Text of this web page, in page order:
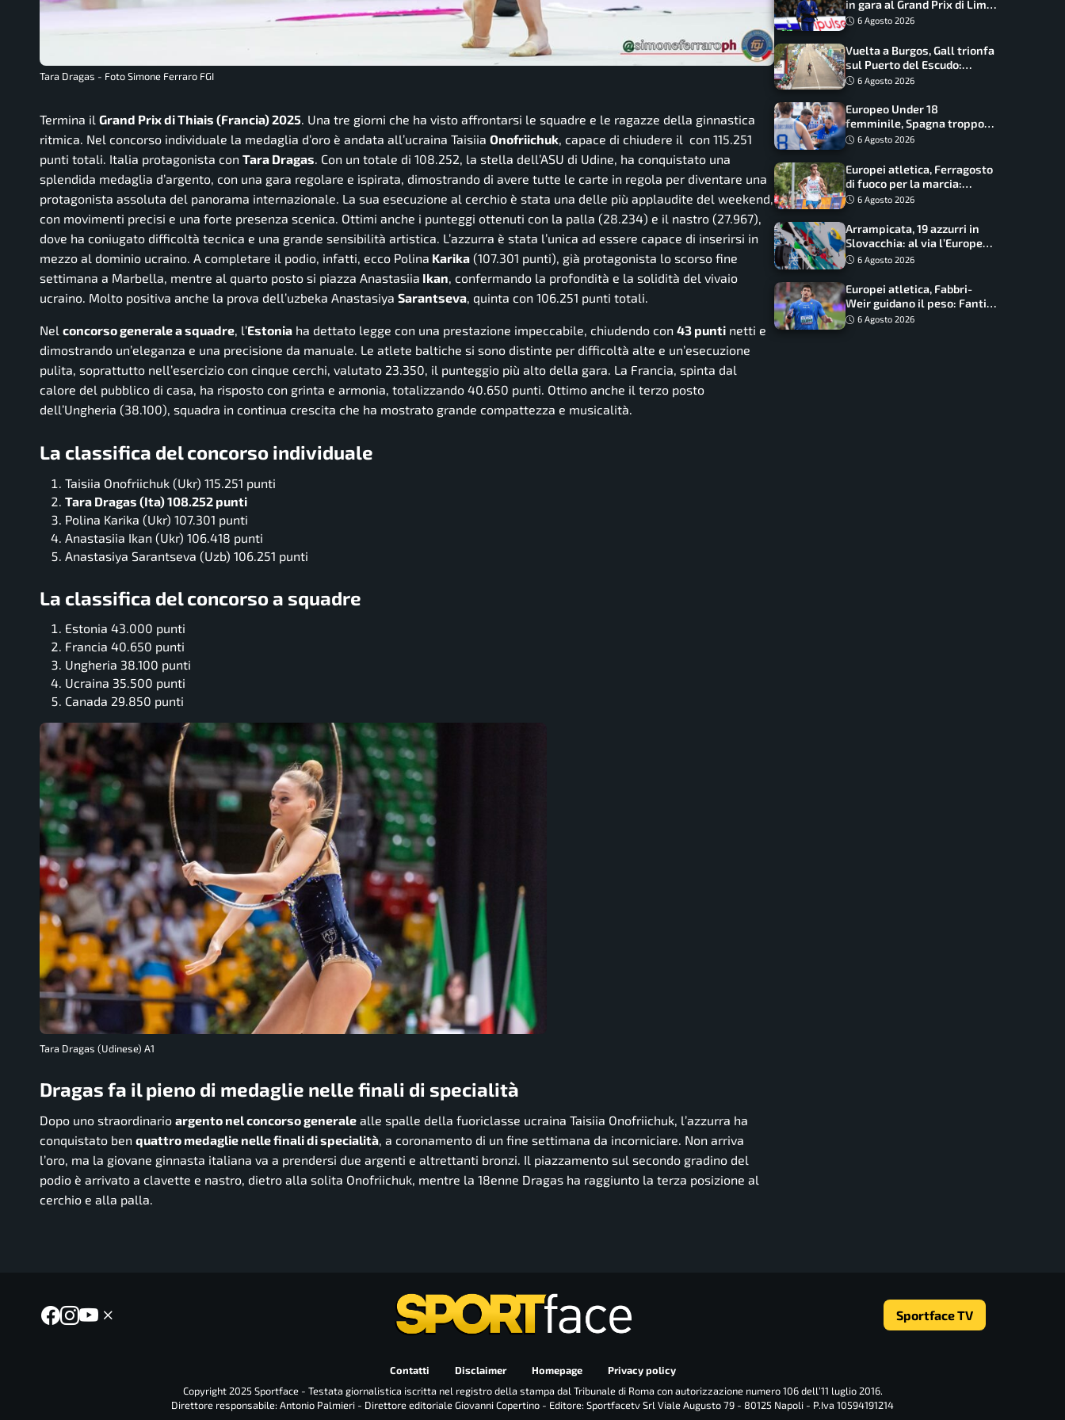
Tara Dragas - Foto Simone Ferraro FGI
Termina il Grand Prix di Thiais (Francia) 2025. Una tre giorni che ha visto affrontarsi le squadre e le ragazze della ginnastica
ritmica. Nel concorso individuale la medaglia d’oro è andata all’ucraina Taisiia Onofriichuk, capace di chiudere il con 115.251
punti totali. Italia protagonista con Tara Dragas. Con un totale di 108.252, la stella dell’ASU di Udine, ha conquistato una
splendida medaglia d’argento, con una gara regolare e ispirata, dimostrando di avere tutte le carte in regola per diventare una
protagonista assoluta del panorama internazionale. La sua esecuzione al cerchio è stata una delle più applaudite del weekend,
con movimenti precisi e una forte presenza scenica. Ottimi anche i punteggi ottenuti con la palla (28.234) e il nastro (27.967),
dove ha coniugato difficoltà tecnica e una grande sensibilità artistica. L’azzurra è stata l’unica ad essere capace di inserirsi in
mezzo al dominio ucraino. A completare il podio, infatti, ecco Polina Karika (107.301 punti), già protagonista lo scorso fine
settimana a Marbella, mentre al quarto posto si piazza Anastasiia Ikan, confermando la profondità e la solidità del vivaio
ucraino. Molto positiva anche la prova dell’uzbeka Anastasiya Sarantseva, quinta con 106.251 punti totali.
Nel concorso generale a squadre, l’Estonia ha dettato legge con una prestazione impeccabile, chiudendo con 43 punti netti e
dimostrando un’eleganza e una precisione da manuale. Le atlete baltiche si sono distinte per difficoltà alte e un’esecuzione
pulita, soprattutto nell’esercizio con cinque cerchi, valutato 23.350, il punteggio più alto della gara. La Francia, spinta dal
calore del pubblico di casa, ha risposto con grinta e armonia, totalizzando 40.650 punti. Ottimo anche il terzo posto
dell’Ungheria (38.100), squadra in continua crescita che ha mostrato grande compattezza e musicalità.
La classifica del concorso individuale
Taisiia Onofriichuk (Ukr) 115.251 punti
Tara Dragas (Ita) 108.252 punti
Polina Karika (Ukr) 107.301 punti
Anastasiia Ikan (Ukr) 106.418 punti
Anastasiya Sarantseva (Uzb) 106.251 punti
La classifica del concorso a squadre
Estonia 43.000 punti
Francia 40.650 punti
Ungheria 38.100 punti
Ucraina 35.500 punti
Canada 29.850 punti
Tara Dragas (Udinese) A1
Dragas fa il pieno di medaglie nelle finali di specialità
Dopo uno straordinario argento nel concorso generale alle spalle della fuoriclasse ucraina Taisiia Onofriichuk, l’azzurra ha
conquistato ben quattro medaglie nelle finali di specialità, a coronamento di un fine settimana da incorniciare. Non arriva
l’oro, ma la giovane ginnasta italiana va a prendersi due argenti e altrettanti bronzi. Il piazzamento sul secondo gradino del
podio è arrivato a clavette e nastro, dietro alla solita Onofriichuk, mentre la 18enne Dragas ha raggiunto la terza posizione al
cerchio e alla palla.
in gara al Grand Prix di Lima:
17 azzurri convocati
6 Agosto 2026
Vuelta a Burgos, Gall trionfa
sul Puerto del Escudo:
Ciccone secondo e nuova
6 Agosto 2026
Europeo Under 18
femminile, Spagna troppo
forte: Italia battuta 95-41,
6 Agosto 2026
Europei atletica, Ferragosto
di fuoco per la marcia:
Palmisano, Stano e
6 Agosto 2026
Arrampicata, 19 azzurri in
Slovacchia: al via l’Europe
Series Lead, tappa decisiva
6 Agosto 2026
Europei atletica, Fabbri-
Weir guidano il peso: Fantini
difende il titolo nel martello
6 Agosto 2026
Sportface TV
Contatti Disclaimer Homepage
Privacy policy
Copyright 2025 Sportface - Testata giornalistica iscritta nel registro della stampa dal Tribunale di Roma con autorizzazione numero 106 dell’11 luglio 2016.
Direttore responsabile: Antonio Palmieri - Direttore editoriale Giovanni Copertino - Editore: Sportfacetv Srl Viale Augusto 79 - 80125 Napoli - P.Iva 10594191214